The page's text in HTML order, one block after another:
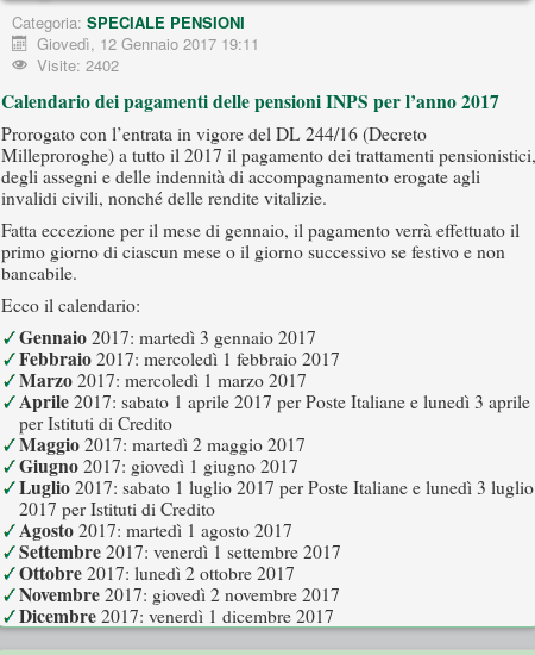
Categoria: SPECIALE PENSIONI
Giovedì, 12 Gennaio 2017 19:11
Visite: 2402
Calendario dei pagamenti delle pensioni INPS per l’anno 2017
Prorogato con l’entrata in vigore del DL 244/16 (Decreto
Milleproroghe) a tutto il 2017 il pagamento dei trattamenti pensionistici,
degli assegni e delle indennità di accompagnamento erogate agli
invalidi civili, nonché delle rendite vitalizie.
Fatta eccezione per il mese di gennaio, il pagamento verrà effettuato il
primo giorno di ciascun mese o il giorno successivo se festivo e non
bancabile.
Ecco il calendario:
Gennaio 2017: martedì 3 gennaio 2017
Febbraio 2017: mercoledì 1 febbraio 2017
Marzo 2017: mercoledì 1 marzo 2017
Aprile 2017: sabato 1 aprile 2017 per Poste Italiane e lunedì 3 aprile
per Istituti di Credito
Maggio 2017: martedì 2 maggio 2017
Giugno 2017: giovedì 1 giugno 2017
Luglio 2017: sabato 1 luglio 2017 per Poste Italiane e lunedì 3 luglio
2017 per Istituti di Credito
Agosto 2017: martedì 1 agosto 2017
Settembre 2017: venerdì 1 settembre 2017
Ottobre 2017: lunedì 2 ottobre 2017
Novembre 2017: giovedì 2 novembre 2017
Dicembre 2017: venerdì 1 dicembre 2017